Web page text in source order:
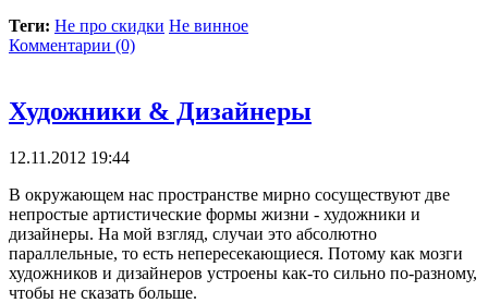
Теги: Не про скидки Не винное
Комментарии (0)
Художники & Дизайнеры
12.11.2012 19:44
В окружающем нас пространстве мирно сосуществуют две
непростые артистические формы жизни - художники и
дизайнеры. На мой взгляд, случаи это абсолютно
параллельные, то есть непересекающиеся. Потому как мозги
художников и дизайнеров устроены как-то сильно по-разному,
чтобы не сказать больше.